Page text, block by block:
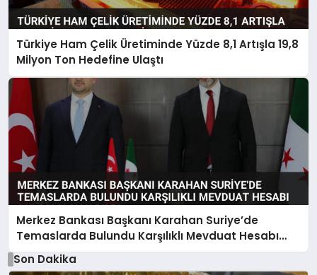
Türkiye Ham Çelik Üretiminde Yüzde 8,1 Artışla 19,8
Milyon Ton Hedefine Ulaştı
Merkez Bankası Başkanı Karahan Suriye’de
Temaslarda Bulundu Karşılıklı Mevduat Hesabı
Anlaşması Yapıldı
Son Dakika